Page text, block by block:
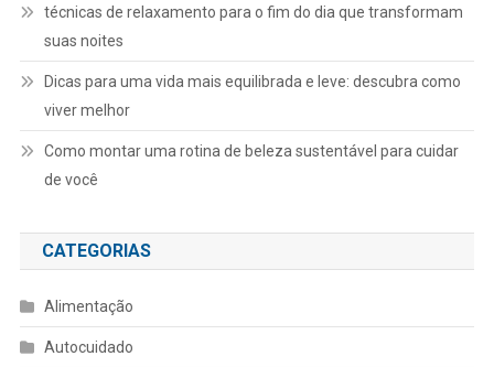
técnicas de relaxamento para o fim do dia que transformam
suas noites
Dicas para uma vida mais equilibrada e leve: descubra como
viver melhor
Como montar uma rotina de beleza sustentável para cuidar
de você
CATEGORIAS
Alimentação
Autocuidado